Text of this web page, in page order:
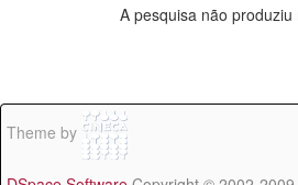
A pesquisa não produziu
Theme by